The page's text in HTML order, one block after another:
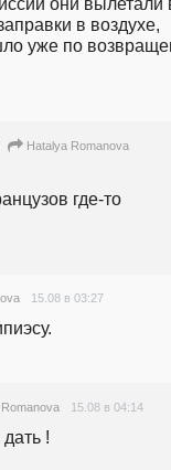
в воздухе,
уже по
Hatalya Romanova
где-то
15.08 в 03:27
15.08 в 04:14
!